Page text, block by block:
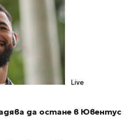
Live
да остане в Ювентус